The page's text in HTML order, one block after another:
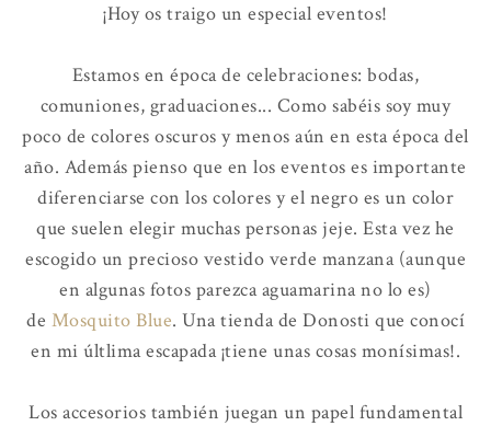
¡Hoy os traigo un especial eventos!
Estamos en época de celebraciones: bodas,
comuniones, graduaciones... Como sabéis soy muy
poco de colores oscuros y menos aún en esta época del
año. Además pienso que en los eventos es importante
diferenciarse con los colores y el negro es un color
que suelen elegir muchas personas jeje. Esta vez he
escogido un precioso vestido verde manzana (aunque
en algunas fotos parezca aguamarina no lo es)
de Mosquito Blue. Una tienda de Donosti que conocí
en mi últlima escapada ¡tiene unas cosas monísimas!.
Los accesorios también juegan un papel fundamental